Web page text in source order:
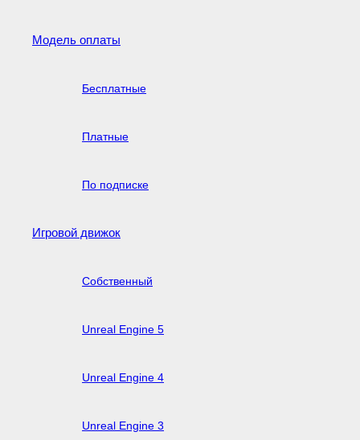
Модель оплаты
Бесплатные
Платные
По подписке
Игровой движок
Собственный
Unreal Engine 5
Unreal Engine 4
Unreal Engine 3